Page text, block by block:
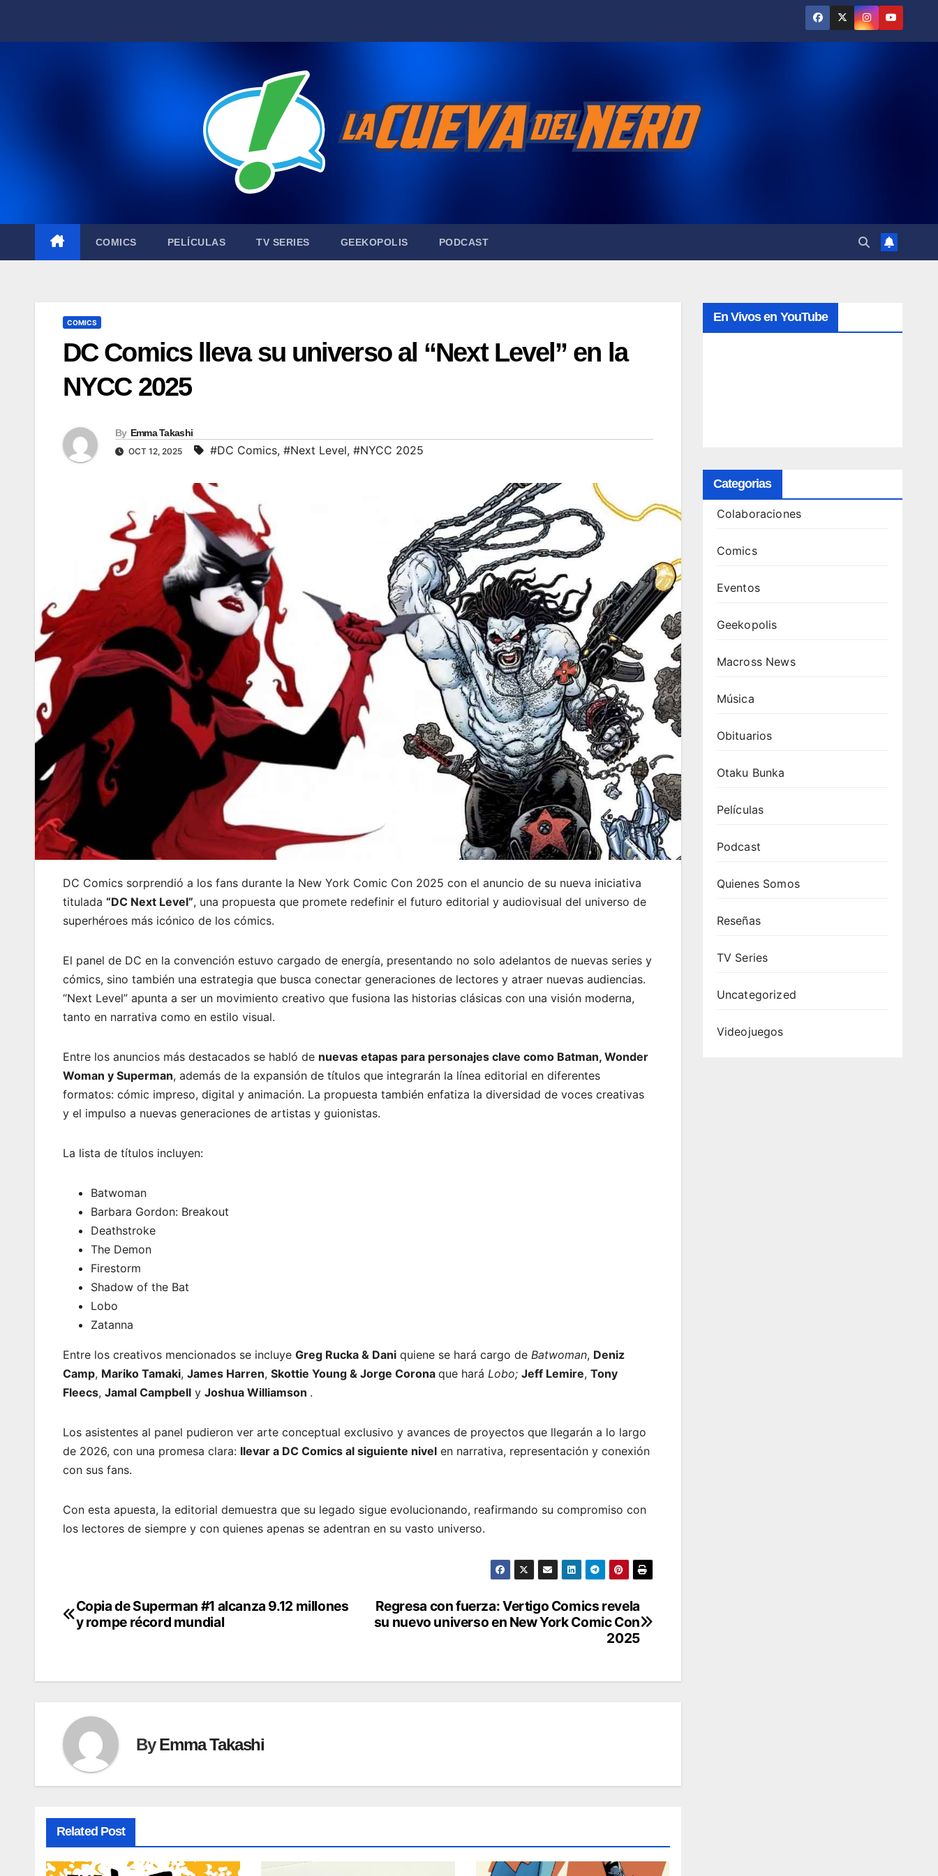
COMICS PELÍCULAS TV SERIES GEEKOPOLIS PODCAST
COMICS
DC Comics lleva su universo al “Next Level” en la
NYCC 2025
By Emma Takashi
OCT 12, 2025 #DC Comics, #Next Level, #NYCC 2025
DC Comics sorprendió a los fans durante la New York Comic Con 2025 con el anuncio de su nueva iniciativa
titulada “DC Next Level”, una propuesta que promete redefinir el futuro editorial y audiovisual del universo de
superhéroes más icónico de los cómics.
El panel de DC en la convención estuvo cargado de energía, presentando no solo adelantos de nuevas series y
cómics, sino también una estrategia que busca conectar generaciones de lectores y atraer nuevas audiencias.
“Next Level” apunta a ser un movimiento creativo que fusiona las historias clásicas con una visión moderna,
tanto en narrativa como en estilo visual.
Entre los anuncios más destacados se habló de nuevas etapas para personajes clave como Batman, Wonder
Woman y Superman, además de la expansión de títulos que integrarán la línea editorial en diferentes
formatos: cómic impreso, digital y animación. La propuesta también enfatiza la diversidad de voces creativas
y el impulso a nuevas generaciones de artistas y guionistas.
La lista de títulos incluyen:
Batwoman
Barbara Gordon: Breakout
Deathstroke
The Demon
Firestorm
Shadow of the Bat
Lobo
Zatanna
Entre los creativos mencionados se incluye Greg Rucka & Dani quiene se hará cargo de Batwoman, Deniz
Camp, Mariko Tamaki, James Harren, Skottie Young & Jorge Corona que hará Lobo; Jeff Lemire, Tony
Fleecs, Jamal Campbell y Joshua Williamson .
Los asistentes al panel pudieron ver arte conceptual exclusivo y avances de proyectos que llegarán a lo largo
de 2026, con una promesa clara: llevar a DC Comics al siguiente nivel en narrativa, representación y conexión
con sus fans.
Con esta apuesta, la editorial demuestra que su legado sigue evolucionando, reafirmando su compromiso con
los lectores de siempre y con quienes apenas se adentran en su vasto universo.
Post
Regresa con fuerza: Vertigo Comics revela
su nuevo universo en New York Comic Con
2025
Copia de Superman #1 alcanza 9.12 millones
y rompe récord mundial
ByEmma Takashi
Related Post
En Vivos en YouTube
Categorias
Colaboraciones
Comics
Eventos
Geekopolis
Macross News
Música
Obituarios
Otaku Bunka
Películas
Podcast
Quienes Somos
Reseñas
TV Series
Uncategorized
Videojuegos